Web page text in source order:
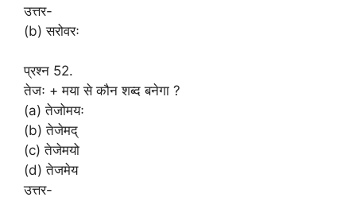
उत्तर-
(b) सरोवरः
प्रश्न 52.
तेजः + मया से कौन शब्द बनेगा ?
(a) तेजोमयः
(b) तेजेमद्
(c) तेजेमयो
(d) तेजमेय
उत्तर-